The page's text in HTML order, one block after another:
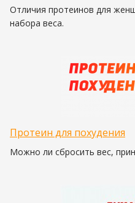
Отличия протеинов для
набора веса.
Протеин для похудения
Можно ли сбросить вес,